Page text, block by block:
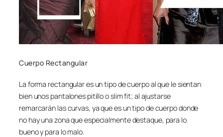
Cuerpo Rectangular
La forma rectangular es un tipo de cuerpo al que le sientan
bien unos pantalones pitillo o slim fit; al ajustarse
remarcarán las curvas, ya que es un tipo de cuerpo donde
no hay una zona que especialmente destaque, para lo
bueno y para lo malo.